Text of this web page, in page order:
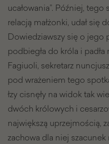
ucałowania”. Później,
relacją małżonki, udał się
Dowiedziawszy się o jego
podbiegła do króla i
Fagiuoli, sekretarz
pod wrażeniem tego
łzy cisnęły na widok tak
dwóch królowych i
największą uprzejmością,
zachowa dla niej